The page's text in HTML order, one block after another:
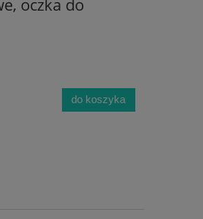
oczka do
do koszyka